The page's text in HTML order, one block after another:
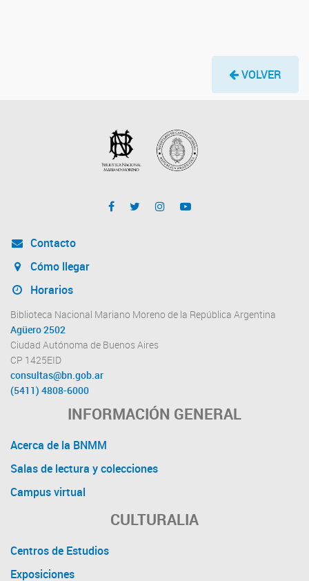
VOLVER
Contacto
Cómo llegar
Horarios
Biblioteca Nacional Mariano Moreno de la República Argentina
Agüero 2502
Ciudad Autónoma de Buenos Aires
CP 1425EID
consultas@bn.gob.ar
(5411) 4808-6000
INFORMACIÓN GENERAL
Acerca de la BNMM
Salas de lectura y colecciones
Campus virtual
CULTURALIA
Centros de Estudios
Exposiciones